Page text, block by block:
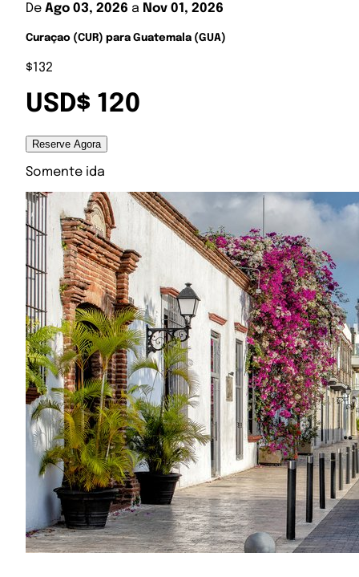
De Ago 03, 2026 a Nov 01, 2026
Curaçao (CUR) para Guatemala (GUA)
$132
USD$ 120
Reserve Agora
Somente ida